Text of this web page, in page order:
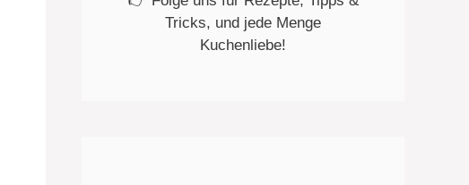
Tricks, und jede Menge
Kuchenliebe!